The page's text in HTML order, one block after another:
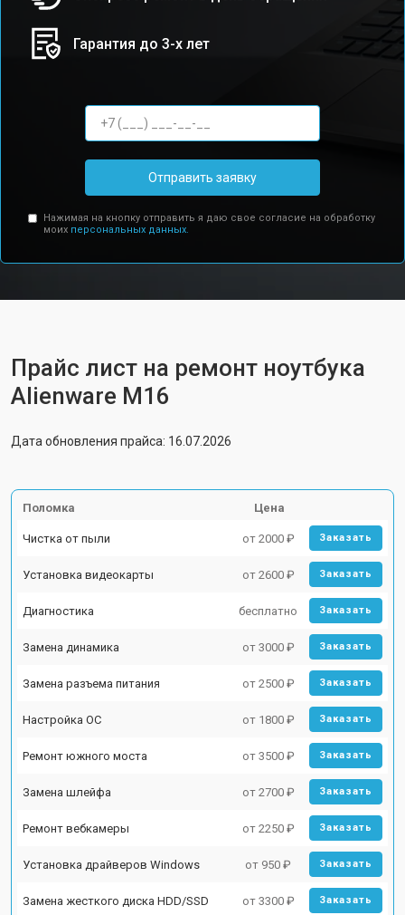
Гарантия до 3-х лет
Отправить заявку
Нажимая на кнопку отправить я даю свое согласие на обработку
моих персональных данных.
Прайс лист на ремонт ноутбука
Alienware M16
Дата обновления прайса: 16.07.2026
Поломка Цена
Чистка от пыли от 2000 ₽ Заказать
Установка видеокарты от 2600 ₽ Заказать
Диагностика бесплатно Заказать
Замена динамика от 3000 ₽ Заказать
Замена разъема питания от 2500 ₽ Заказать
Настройка ОС от 1800 ₽ Заказать
Ремонт южного моста от 3500 ₽ Заказать
Замена шлейфа от 2700 ₽ Заказать
Ремонт вебкамеры от 2250 ₽ Заказать
Установка драйверов Windows от 950 ₽ Заказать
Замена жесткого диска HDD/SSD от 3300 ₽ Заказать